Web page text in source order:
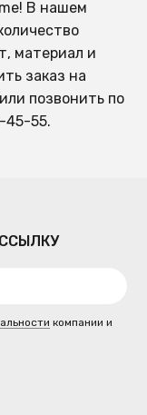
В нашем
материал и
заказ на
позвонить по
45-55.
компании и